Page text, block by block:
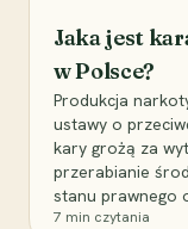
Jaka jest
w Polsce?
Produkcja
ustawy o
kary grożą za
przerabianie
stanu prawnego
7 min czytania